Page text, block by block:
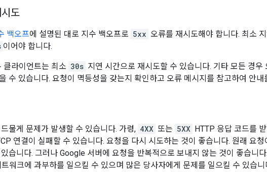
도
백오프에 설명된 대로 지수 백오프로 5xx 오류를 재시도해야 합니다. 최소
이어야 합니다.
라이언트는 최소 30s 지연 시간으로 재시도할 수 있습니다. 기타 모든 경우
수 있습니다. 요청이 멱등성을 갖는지 확인하고 오류 메시지를 참고하여 안내
물게 문제가 발생할 수 있습니다. 가령, 4XX 또는 5XX HTTP 응답 코드를
연결이 실패할 수 있습니다. 요청을 다시 시도하는 것이 좋습니다. 원래 요
습니다. 그러나 Google 서버에 요청을 반복적으로 보내지 않는 것이 좋습니
워크에 과부하를 일으킬 수 있으며 많은 당사자에게 문제를 일으킬 수 있습니